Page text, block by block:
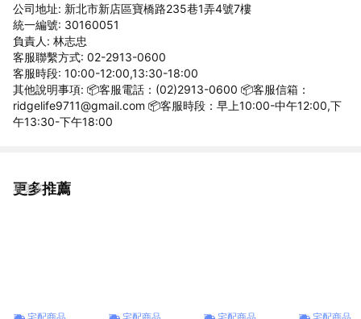
公司地址: 新北市新店區寶橋路235巷1弄4號7樓
統一編號: 30160051
負責人: 林志忠
客服聯繫方式: 02-2913-0600
客服時段: 10:00-12:00,13:30-18:00
其他說明事項: 📦客服電話：(02)2913-0600 📦客服信箱：
ridgelife9711@gmail.com 📦客服時段：早上10:00-中午12:00,下
午13:30-下午18:00
更多推薦
看更多